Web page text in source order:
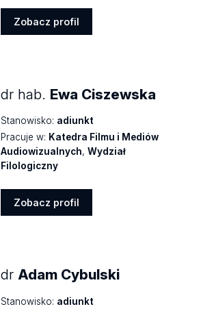
Zobacz profil
dr hab. Ewa Ciszewska
Stanowisko: adiunkt
Pracuje w: Katedra Filmu i Mediów
Audiowizualnych,Wydział
Filologiczny
Zobacz profil
drAdam Cybulski
Stanowisko: adiunkt